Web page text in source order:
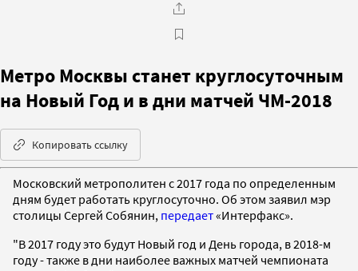
Метро Москвы станет круглосуточным
на Новый Год и в дни матчей ЧМ-2018
Копировать ссылку
Московский метрополитен с 2017 года по определенным
дням будет работать круглосуточно. Об этом заявил мэр
столицы Сергей Собянин, передает«Интерфакс».
"В 2017 году это будут Новый год и День города, в 2018-м
году - также в дни наиболее важных матчей чемпионата